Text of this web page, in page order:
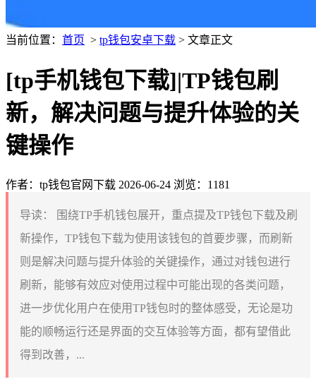
当前位置： 首页 > tp钱包安卓下载 > 文章正文
[tp手机钱包下载]|TP钱包刷
新，解决问题与提升体验的关
键操作
作者：tp钱包官网下载 2026-06-24 浏览：1181
导读：
围绕TP手机钱包展开，重点提及TP钱包下载及刷
新操作，TP钱包下载为使用该钱包的首要步骤，而刷新
则是解决问题与提升体验的关键操作，通过对钱包进行
刷新，能够有效应对使用过程中可能出现的各类问题，
进一步优化用户在使用TP钱包时的整体感受，无论是功
能的顺畅运行还是界面的交互体验等方面，都有望借此
得到改善，...